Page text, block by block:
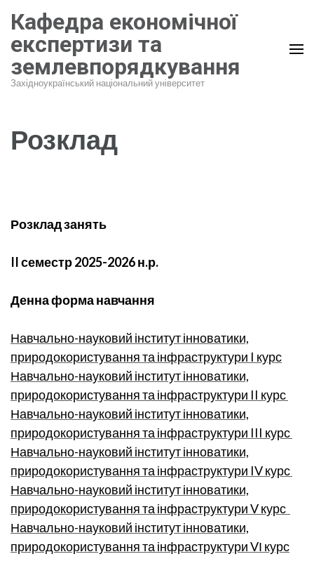
до
вмісту
(натисніть
Enter)
Кафедра економічної
експертизи та
землевпорядкування
Західноукраїнський національний університет
Розклад
Розклад занять
II семестр 2025-2026 н.р.
Денна форма навчання
Навчально-науковий інститут інноватики,
природокористування та інфраструктури I курс
Навчально-науковий інститут інноватики,
природокористування та інфраструктури II курс
Навчально-науковий інститут інноватики,
природокористування та інфраструктури III курс
Навчально-науковий інститут інноватики,
природокористування та інфраструктури IV курс
Навчально-науковий інститут інноватики,
природокористування та інфраструктури V курс
Навчально-науковий інститут інноватики,
природокористування та інфраструктури VІ курс